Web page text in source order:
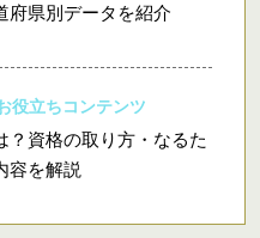
府県別データを紹介
役立ちコンテンツ
？資格の取り方・なるた
容を解説